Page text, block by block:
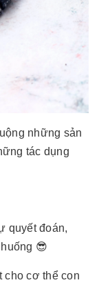
những sản
tác dụng
quyết đoán,
😎
cơ thể con